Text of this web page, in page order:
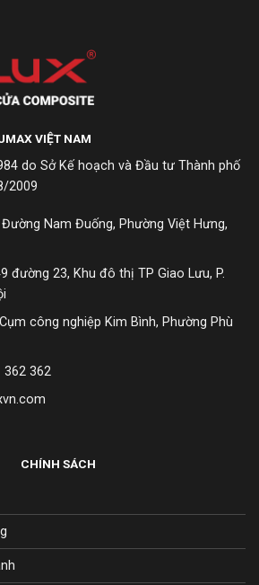
VIỆT NAM
do Sở Kế hoạch và Đầu tư Thành phố
2009
Nam Đuống, Phường Việt Hưng,
đường 23, Khu đô thị TP Giao Lưu, P.
công nghiệp Kim Bình, Phường Phù
362 362
CHÍNH SÁCH